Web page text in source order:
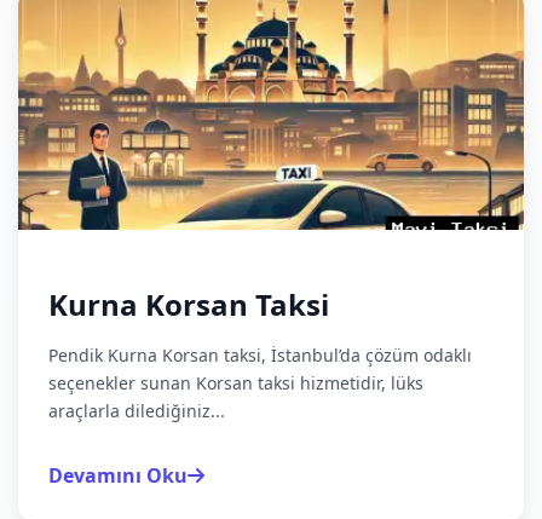
Kurna Korsan Taksi
Pendik Kurna Korsan taksi, İstanbul’da çözüm odaklı
seçenekler sunan Korsan taksi hizmetidir, lüks
araçlarla dilediğiniz...
Devamını Oku